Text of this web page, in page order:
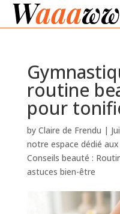
routine
pour
by Claire de Frendu |
notre espace dédié
Conseils beauté :
astuces bien-être